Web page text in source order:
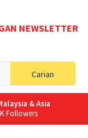
NEWSLETTER
Carian
for:
& Asia
Followers